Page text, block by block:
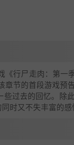
行尸走肉：第一
节的首段游戏预
过去的回忆。除
时又不失丰富的感